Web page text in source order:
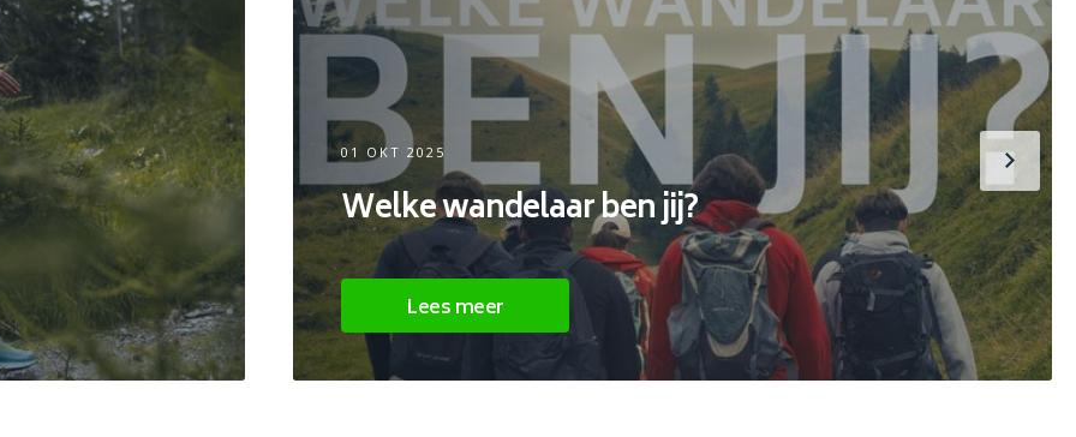
01 OKT 2025
Welke wandelaar ben jij?
Lees meer